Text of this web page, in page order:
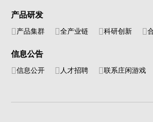
产品研发
产品集群 全产业链 科研创新
信息公告
信息公开 人才招聘 联系庄闲游戏